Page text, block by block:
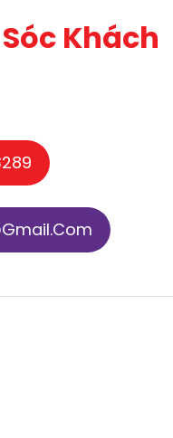
Khách